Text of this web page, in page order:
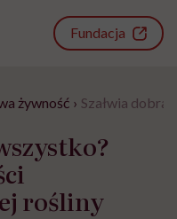
Fundacja
żywność › Szałwia dobra
rośliny